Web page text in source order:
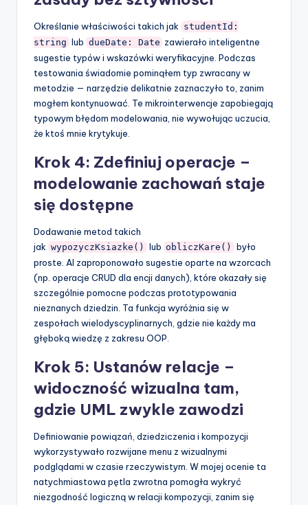
Określanie właściwości takich jak studentId:
string lub dueDate: Date zawierało inteligentne
sugestie typów i wskazówki weryfikacyjne. Podczas
testowania świadomie pominąłem typ zwracany w
metodzie — narzędzie delikatnie zaznaczyło to, zanim
mogłem kontynuować. Te mikrointerwencje zapobiegają
typowym błędom modelowania, nie wywołując uczucia,
że ktoś mnie krytykuje.
Krok 4: Zdefiniuj operacje –
modelowanie zachowań staje
się dostępne
Dodawanie metod takich
jak wypozyczKsiazke() lub obliczKare()
było
proste. AI zaproponowało sugestie oparte na wzorcach
(np. operacje CRUD dla encji danych), które okazały się
szczególnie pomocne podczas prototypowania
nieznanych dziedzin. Ta funkcja wyróżnia się w
zespołach wielodyscyplinarnych, gdzie nie każdy ma
głęboką wiedzę z zakresu OOP.
Krok 5: Ustanów relacje –
widoczność wizualna tam,
gdzie UML zwykle zawodzi
Definiowanie powiązań, dziedziczenia i kompozycji
wykorzystywało rozwijane menu z wizualnymi
podglądami w czasie rzeczywistym. W mojej ocenie ta
natychmiastowa pętla zwrotna pomogła wykryć
niezgodność logiczną w relacji kompozycji, zanim się